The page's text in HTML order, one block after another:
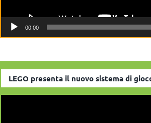
00:00
LEGO presenta il nuovo sistema di